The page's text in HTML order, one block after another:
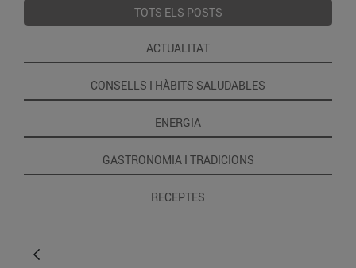
TOTS ELS POSTS
ACTUALITAT
CONSELLS I HÀBITS SALUDABLES
ENERGIA
GASTRONOMIA I TRADICIONS
RECEPTES